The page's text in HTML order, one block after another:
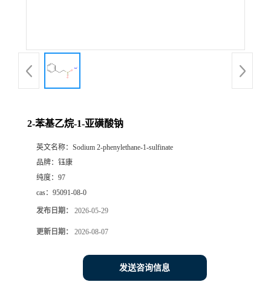
2-苯基乙烷-1-亚磺酸钠
英文名称： Sodium 2-phenylethane-1-sulfinate
品牌： 钰康
纯度： 97
cas： 95091-08-0
发布日期： 2026-05-29
更新日期： 2026-08-07
发送咨询信息